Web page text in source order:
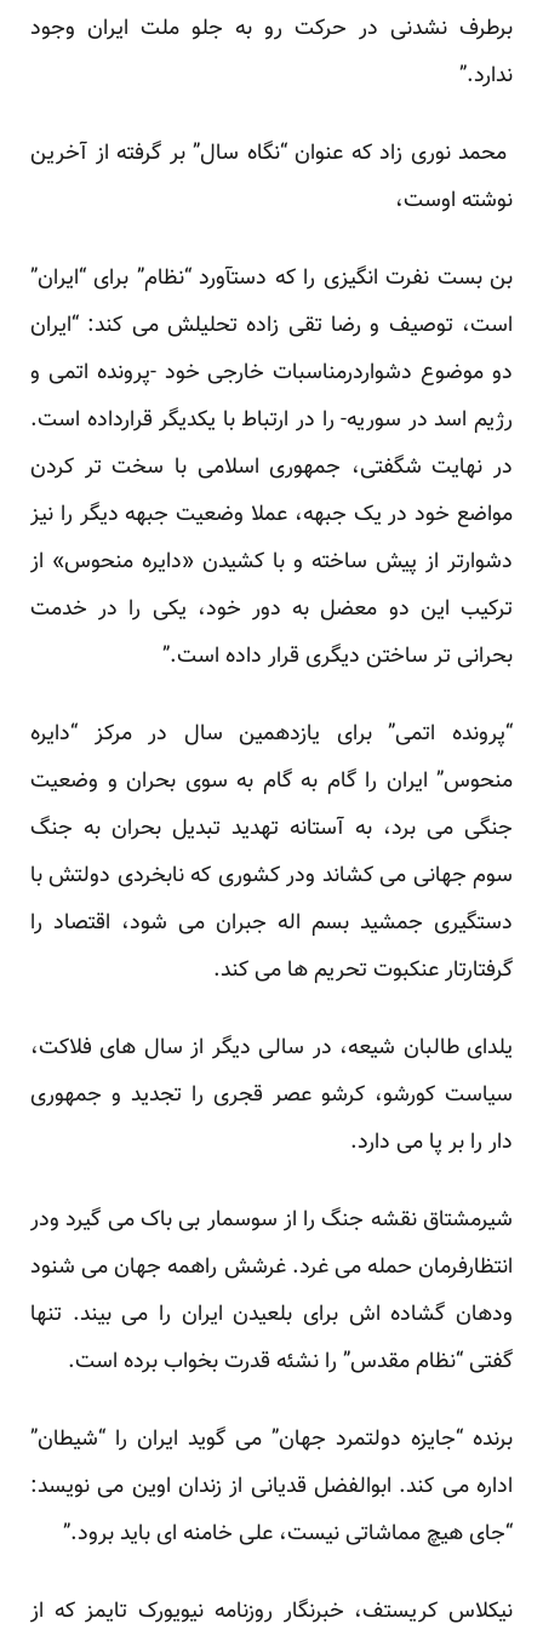
برطرف نشدنی در حرکت رو به جلو ملت ایران وجود
ندارد.”
محمد نوری زاد که عنوان “نگاه سال” بر گرفته از آخرین
نوشته اوست،
بن بست نفرت انگیزی را که دستآورد “نظام” برای “ایران”
است، توصیف و رضا تقی زاده تحلیلش می کند: “ایران
دو موضوع دشواردرمناسبات خارجی خود -پرونده اتمی و
رژیم اسد در سوریه- را در ارتباط با یکدیگر قرارداده است.
در نهایت شگفتی، جمهوری اسلامی با سخت تر کردن
مواضع خود در یک جبهه، عملا وضعیت جبهه دیگر را نیز
دشوارتر از پیش ساخته و با کشیدن «دایره منحوس» از
ترکیب این دو معضل به دور خود، یکی را در خدمت
بحرانی تر ساختن دیگری قرار داده است.”
“پرونده اتمی” برای یازدهمین سال در مرکز “دایره
منحوس” ایران را گام به گام به سوی بحران و وضعیت
جنگی می برد، به آستانه تهدید تبدیل بحران به جنگ
سوم جهانی می کشاند ودر کشوری که نابخردی دولتش با
دستگیری جمشید بسم اله جبران می شود، اقتصاد را
گرفتارتار عنکبوت تحریم ها می کند.
یلدای طالبان شیعه، در سالی دیگر از سال های فلاکت،
سیاست کورشو، کرشو عصر قجری را تجدید و جمهوری
دار را بر پا می دارد.
شیرمشتاق نقشه جنگ را از سوسمار بی باک می گیرد ودر
انتظارفرمان حمله می غرد. غرشش راهمه جهان می شنود
ودهان گشاده اش برای بلعیدن ایران را می بیند. تنها
گفتی “نظام مقدس” را نشئه قدرت بخواب برده است.
برنده “جایزه دولتمرد جهان” می گوید ایران را “شیطان”
اداره می کند. ابوالفضل قدیانی از زندان اوین می نویسد:
“جای هیچ مماشاتی نیست، علی خامنه ای باید برود.”
نیکلاس کریستف، خبرنگار روزنامه نیویورک تایمز که از